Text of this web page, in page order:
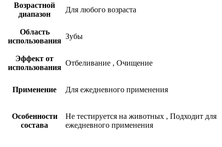
Возрастной
диапазон
Для любого возраста
Область
использования
Зубы
Эффект от
использования
Отбеливание , Очищение
Применение Для ежедневного применения
Особенности
состава
Не тестируется на животных , Подходит для
ежедневного применения